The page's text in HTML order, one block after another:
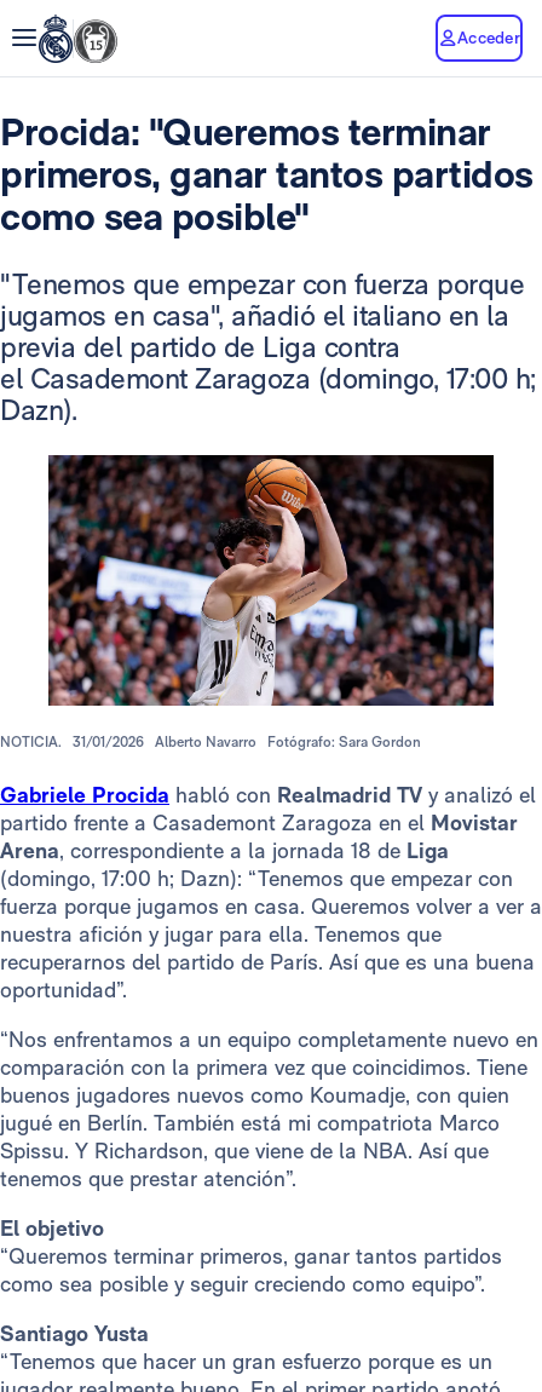
Acceder
Procida: "Queremos terminar
primeros, ganar tantos partidos
como sea posible"
"Tenemos que empezar con fuerza porque
jugamos en casa", añadió el italiano en la
previa del partido de Liga contra
el Casademont Zaragoza (domingo, 17:00 h;
Dazn).
NOTICIA. 31/01/2026 Alberto Navarro Fotógrafo: Sara Gordon
Gabriele Procida habló con Realmadrid TV y analizó el
partido frente a Casademont Zaragoza en el Movistar
Arena, correspondiente a la jornada 18 de Liga
(domingo, 17:00 h; Dazn): “Tenemos que empezar con
fuerza porque jugamos en casa. Queremos volver a ver a
nuestra afición y jugar para ella. Tenemos que
recuperarnos del partido de París. Así que es una buena
oportunidad”.
“Nos enfrentamos a un equipo completamente nuevo en
comparación con la primera vez que coincidimos. Tiene
buenos jugadores nuevos como Koumadje, con quien
jugué en Berlín. También está mi compatriota Marco
Spissu. Y Richardson, que viene de la NBA. Así que
tenemos que prestar atención”.
El objetivo
“Queremos terminar primeros, ganar tantos partidos
como sea posible y seguir creciendo como equipo”.
Santiago Yusta
“Tenemos que hacer un gran esfuerzo porque es un